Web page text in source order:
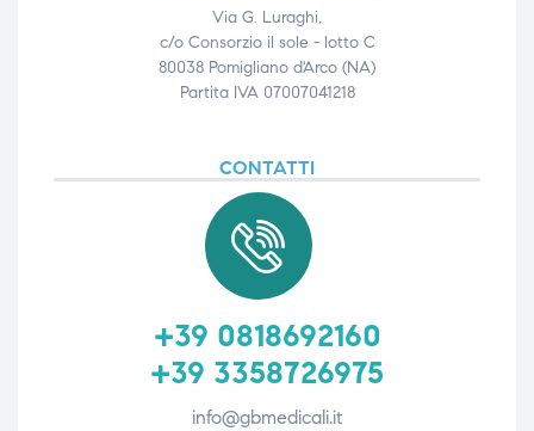
Via G. Luraghi,
c/o Consorzio il sole - lotto C
80038 Pomigliano d'Arco (NA)
Partita IVA 07007041218
CONTATTI
+39 0818692160
+39 3358726975
info@gbmedicali.it